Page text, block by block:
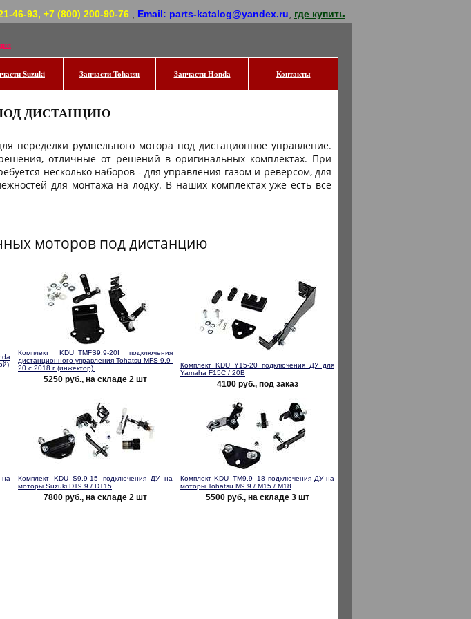
46-93, +7 (800) 200-90-76 Email: parts-katalog@yandex.ru где купить
Suzuki Запчасти Tohatsu Запчасти Honda Контакты
ДИСТАНЦИЮ
переделки румпельного мотора под дистационное управление.
отличные от решений в оригинальных комплектах. При
несколько наборов - для управления газом и реверсом, для
для монтажа на лодку. В наших комплектах уже есть все
моторов под дистанцию
Комплект KDU_TMFS9.9-20I подключения
дистанционного управления Tohatsu MFS 9.9-
20 с 2018 г (инжектор).
5250 руб., на складе 2 шт
Комплект KDU_Y15-20 подключения ДУ для
Yamaha F15C / 20B
4100 руб., под заказ
Комплект KDU_S9.9-15 подключения ДУ на
моторы Suzuki DT9.9 / DT15
7800 руб., на складе 2 шт
Комплект KDU_TM9.9_18 подключения ДУ на
моторы Tohatsu M9.9 / M15 / M18
5500 руб., на складе 3 шт